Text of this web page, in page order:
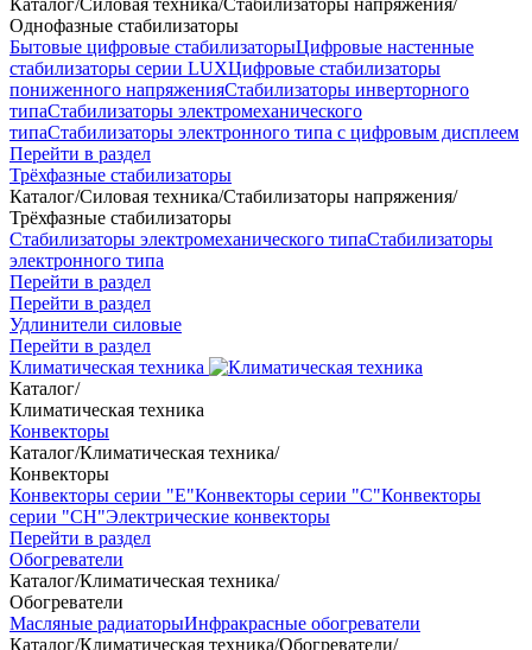
Каталог/Силовая техника/Стабилизаторы напряжения/
Однофазные стабилизаторы
Бытовые цифровые стабилизаторыЦифровые настенные
стабилизаторы серии LUXЦифровые стабилизаторы
пониженного напряженияСтабилизаторы инверторного
типаСтабилизаторы электромеханического
типаСтабилизаторы электронного типа с цифровым дисплеем
Перейти в раздел
Трёхфазные стабилизаторы
Каталог/Силовая техника/Стабилизаторы напряжения/
Трёхфазные стабилизаторы
Стабилизаторы электромеханического типаСтабилизаторы
электронного типа
Перейти в раздел
Перейти в раздел
Удлинители силовые
Перейти в раздел
Климатическая техника
Каталог/
Климатическая техника
Конвекторы
Каталог/Климатическая техника/
Конвекторы
Конвекторы серии "Е"Конвекторы серии "С"Конвекторы
серии "СН"Электрические конвекторы
Перейти в раздел
Обогреватели
Каталог/Климатическая техника/
Обогреватели
Масляные радиаторыИнфракрасные обогреватели
Каталог/Климатическая техника/Обогреватели/